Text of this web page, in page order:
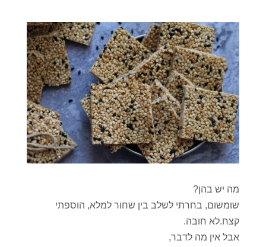
מה יש בהן?
שומשום, בחרתי לשלב בין שחור למלא, הוספתי
קצח.לא חובה.
אבל אין מה לדבר,